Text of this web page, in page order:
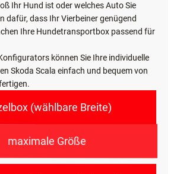
Ihr Hund ist oder welches Auto Sie
dafür, dass Ihr Vierbeiner genügend
Ihre Hundetransportbox passend für
können Sie Ihre individuelle
Skoda Scala einfach und bequem von
(wählbare Breite)
maximale Größe